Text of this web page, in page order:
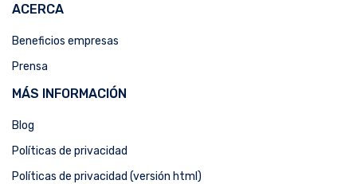
ACERCA
Beneficios empresas
Prensa
MÁS INFORMACIÓN
Blog
Políticas de privacidad
Políticas de privacidad (versión html)